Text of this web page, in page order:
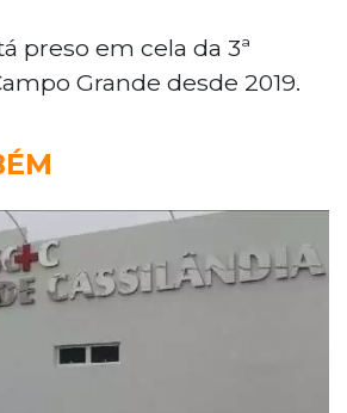
preso em cela da 3ª
Grande desde 2019.